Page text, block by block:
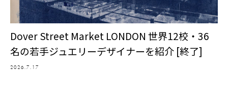
Dover Street Market LONDON 世界12校・36
名の若手ジュエリーデザイナーを紹介 [終了]
2026.7.17